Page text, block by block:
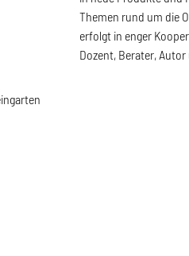
Themen rund um die
erfolgt in enger
Dozent, Berater,